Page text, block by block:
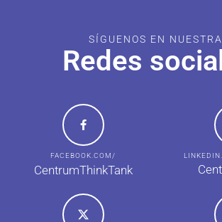
SÍGUENOS EN
Redes
FACEBOOK.COM/
CentrumThinkTank